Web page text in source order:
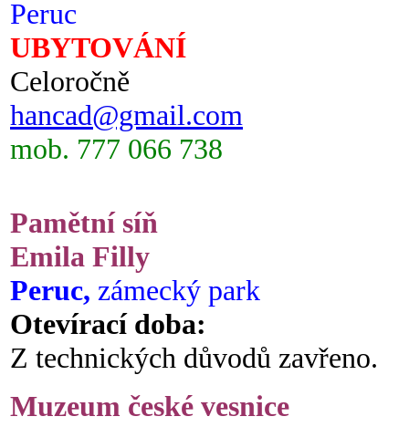
Peruc
UBYTOVÁNÍ
Celoročně
hancad@gmail.com
mob. 777 066 738
Pamětní síň
Emila Filly
Peruc, zámecký park
Otevírací doba:
Z technických důvodů zavřeno.
Muzeum české vesnice